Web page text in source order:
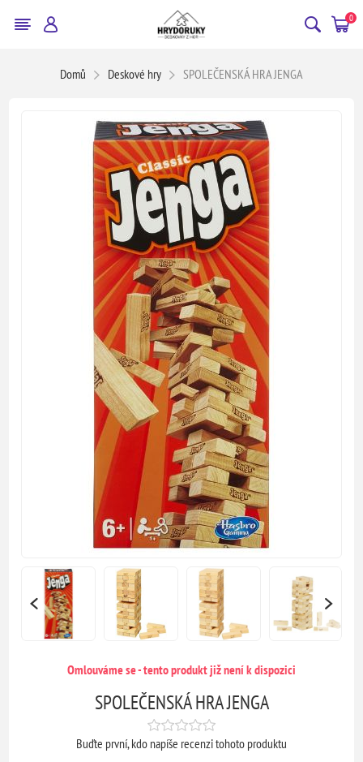
0
Domů Deskové hry SPOLEČENSKÁ HRA JENGA
Omlouváme se - tento produkt již není k dispozici
SPOLEČENSKÁ HRA JENGA
Buďte první, kdo napíše recenzi tohoto produktu